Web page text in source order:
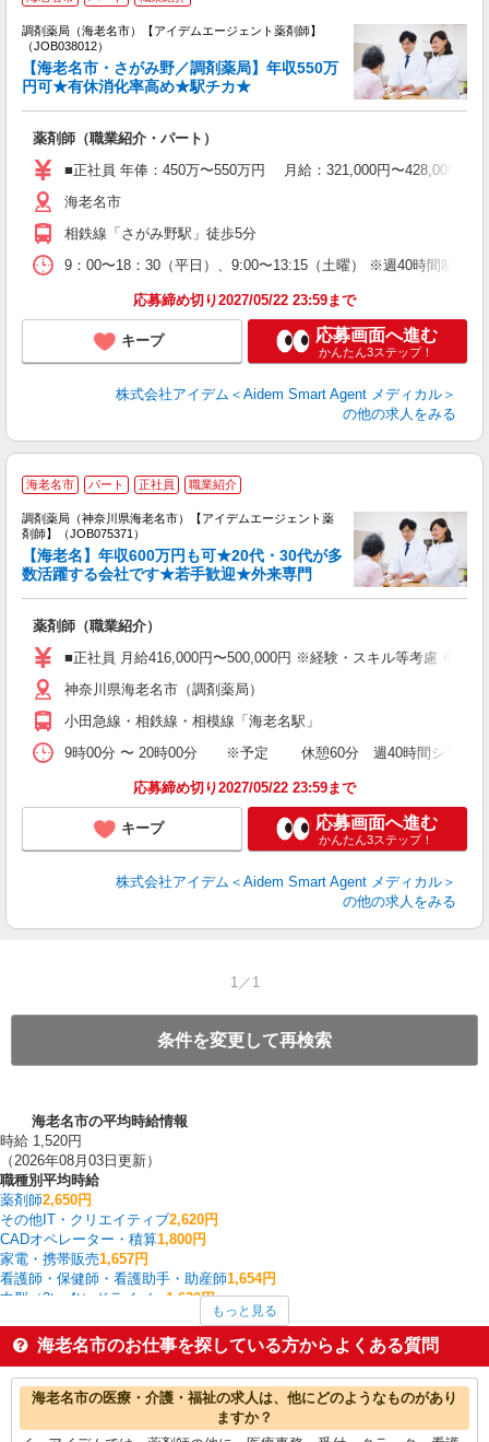
調剤薬局（海老名市）【アイデムエージェント薬剤師】
（JOB038012）
【海老名市・さがみ野／調剤薬局】年収550万
円可★有休消化率高め★駅チカ★
薬剤師（職業紹介・パート）
■正社員 年俸：450万〜550万円 月給：321,000円〜428,000円
海老名市
相鉄線「さがみ野駅」徒歩5分
9：00〜18：30（平日）、9:00〜13:15（土曜） ※週40時間制
応募締め切り2027/05/22 23:59まで
キープ 応募画面へ進む
かんたん3ステップ！
株式会社アイデム＜Aidem Smart Agent メディカル＞
の他の求人をみる
海老名市 パート 正社員 職業紹介
調剤薬局（神奈川県海老名市）【アイデムエージェント薬
剤師】（JOB075371）
【海老名】年収600万円も可★20代・30代が多
数活躍する会社です★若手歓迎★外来専門
薬剤師（職業紹介）
■正社員 月給416,000円〜500,000円 ※経験・スキル等考慮 ※若手
神奈川県海老名市（調剤薬局）
小田急線・相鉄線・相模線「海老名駅」
9時00分 〜 20時00分 ※予定 休憩60分 週40時間シフト
応募締め切り2027/05/22 23:59まで
キープ 応募画面へ進む
かんたん3ステップ！
株式会社アイデム＜Aidem Smart Agent メディカル＞
の他の求人をみる
1／1
条件を変更して再検索
海老名市の平均時給情報
時給 1,520円
（2026年08月03日更新）
職種別平均時給
薬剤師2,650円
その他IT・クリエイティブ2,620円
CADオペレーター・積算1,800円
家電・携帯販売1,657円
看護師・保健師・看護助手・助産師1,654円
中型（2t・4t）ドライバー 1,630円
その他介護・福祉1,577円
介護職・ヘルパー 1,572円
フォークリフト1,555円
海老名市の他の職種の平均時給を見る
もっと見る
海老名市のお仕事を探している方からよくある質問
海老名市の医療・介護・福祉の求人は、他にどのようなものがあり
ますか？